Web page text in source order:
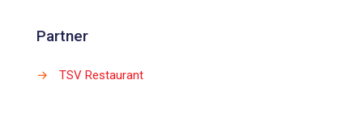
Partner
→ TSV Restaurant